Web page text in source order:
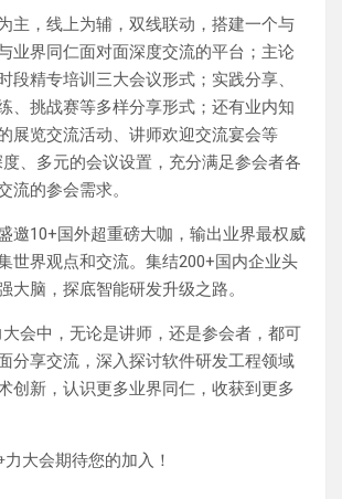
主，线上为辅，双线联动，搭建一个与
业界同仁面对面深度交流的平台；主论
段精专培训三大会议形式；实践分享、
、挑战赛等多样分享形式；还有业内知
展览交流活动、讲师欢迎交流宴会等
、多元的会议设置，充分满足参会者各
流的参会需求。
邀10+国外超重磅大咖，输出业界最权威
世界观点和交流。集结200+国内企业头
大脑，探底智能研发升级之路。
会中，无论是讲师，还是参会者，都可
分享交流，深入探讨软件研发工程领域
创新，认识更多业界同仁，收获到更多
大会期待您的加入！